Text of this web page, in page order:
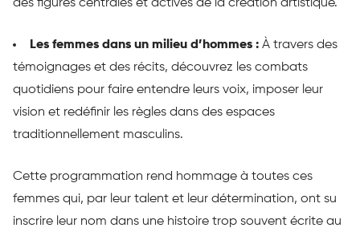
des figures centrales et actives de la création artistique.
Les femmes dans un milieu d’hommes : À travers des
témoignages et des récits, découvrez les combats
quotidiens pour faire entendre leurs voix, imposer leur
vision et redéfinir les règles dans des espaces
traditionnellement masculins.
Cette programmation rend hommage à toutes ces
femmes qui, par leur talent et leur détermination, ont su
inscrire leur nom dans une histoire trop souvent écrite au